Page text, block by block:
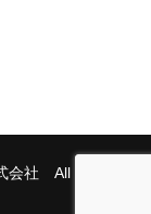
会社 All rights